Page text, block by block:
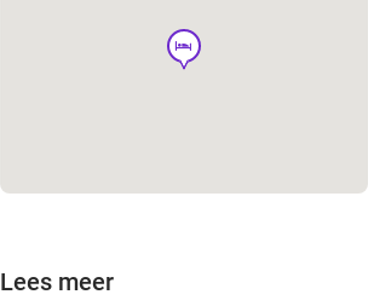
hotel
Lees meer